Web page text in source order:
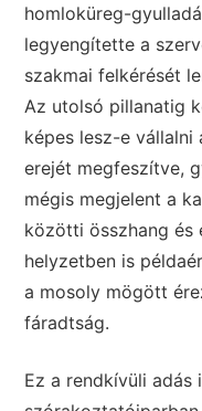
homloküreg-
legyengítette a
szakmai felkérését
Az utolsó pillanatig
képes lesz-e
erejét megfeszítve,
mégis megjelent a
közötti összhang és
helyzetben is
a mosoly mögött
fáradtság.
Ez a rendkívüli